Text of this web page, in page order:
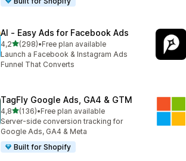
AI ‑ Easy Ads for Facebook Ads
4,2de 5 estrelas
(298)
298 total de avaliações
•Free plan available
Launch a Facebook & Instagram Ads
Funnel That Converts
TagFly Google Ads, GA4 & GTM
4,8de 5 estrelas
(136)
136 total de avaliações
•Free plan available
Server-side conversion tracking for
Google Ads, GA4 & Meta
Built for Shopify